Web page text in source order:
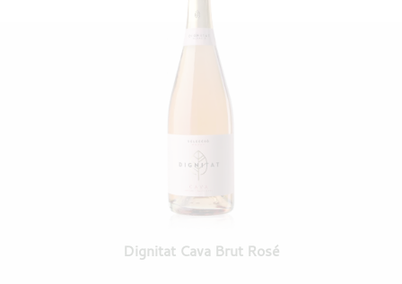
Dignitat Cava Brut Rosé